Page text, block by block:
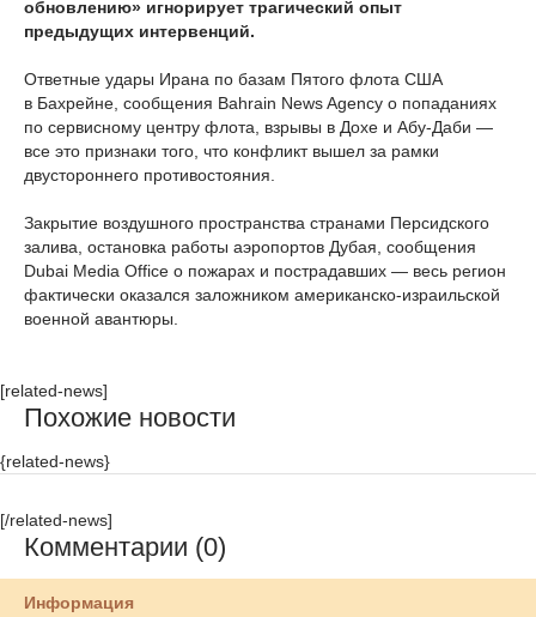
обновлению» игнорирует трагический опыт
предыдущих интервенций.
Ответные удары Ирана по базам Пятого флота США
в Бахрейне, сообщения Bahrain News Agency о попаданиях
по сервисному центру флота, взрывы в Дохе и Абу-Даби —
все это признаки того, что конфликт вышел за рамки
двустороннего противостояния.
Закрытие воздушного пространства странами Персидского
залива, остановка работы аэропортов Дубая, сообщения
Dubai Media Office о пожарах и пострадавших — весь регион
фактически оказался заложником американско-израильской
военной авантюры.
[related-news]
Похожие новости
{related-news}
[/related-news]
Комментарии (0)
Информация